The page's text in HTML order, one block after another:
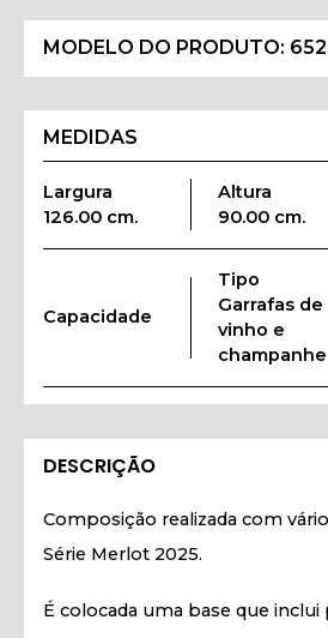
MODELO DO PRODUTO:
MEDIDAS
Largura
126.00 cm.
Altura
90.00 cm.
Capacidade
Tipo
Garrafas de
vinho e
champanhe
DESCRIÇÃO
Composição realizada com
Série Merlot 2025.
É colocada uma base que inclui